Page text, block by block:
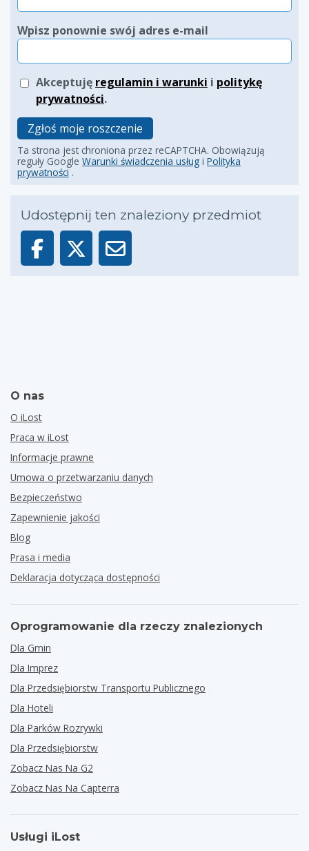
Wpisz ponownie swój adres e-mail
Akceptuję regulamin i warunki i politykę
prywatności.
Zgłoś moje roszczenie
Ta strona jest chroniona przez reCAPTCHA. Obowiązują
reguły Google Warunki świadczenia usług i Polityka
prywatności.
Udostępnij ten znaleziony przedmiot
O nas
O iLost
Praca w iLost
Informacje prawne
Umowa o przetwarzaniu danych
Bezpieczeństwo
Zapewnienie jakości
Blog
Prasa i media
Deklaracja dotycząca dostępności
Oprogramowanie dla rzeczy znalezionych
Dla Gmin
Dla Imprez
Dla Przedsiębiorstw Transportu Publicznego
Dla Hoteli
Dla Parków Rozrywki
Dla Przedsiębiorstw
Zobacz Nas Na G2
Zobacz Nas Na Capterra
Usługi iLost